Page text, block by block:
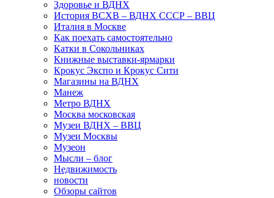
Здоровье и ВДНХ
История ВСХВ – ВДНХ СССР – ВВЦ
Италия в Москве
Как поехать самостоятельно
Катки в Сокольниках
Книжные выставки-ярмарки
Крокус Экспо и Крокус Сити
Магазины на ВДНХ
Манеж
Метро ВДНХ
Москва московская
Музеи ВДНХ – ВВЦ
Музеи Москвы
Музеон
Мысли – блог
Недвижимость
новости
Обзоры сайтов